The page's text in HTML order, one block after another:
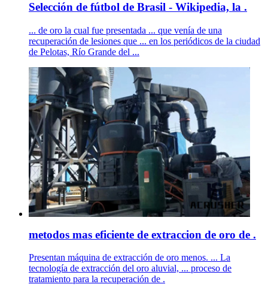
Selección de fútbol de Brasil - Wikipedia, la .
... de oro la cual fue presentada ... que venía de una
recuperación de lesiones que ... en los periódicos de la ciudad
de Pelotas, Río Grande del ...
metodos mas eficiente de extraccion de oro de .
Presentan máquina de extracción de oro menos. ... La
tecnología de extracción del oro aluvial, ... proceso de
tratamiento para la recuperación de .